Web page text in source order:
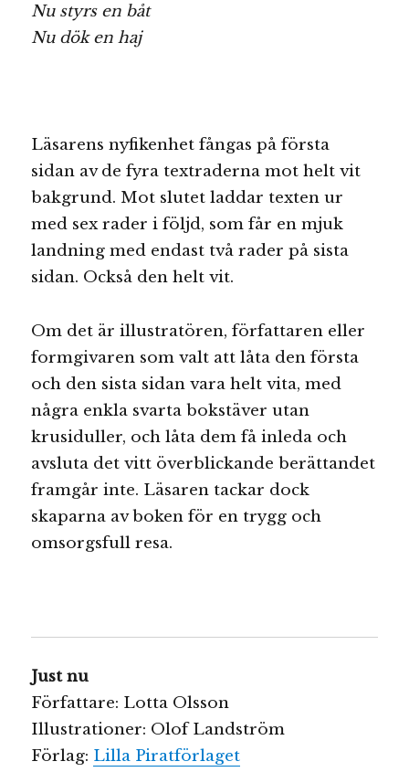
Nu styrs en båt
Nu dök en haj
Läsarens nyfikenhet fångas på första
sidan av de fyra textraderna mot helt vit
bakgrund. Mot slutet laddar texten ur
med sex rader i följd, som får en mjuk
landning med endast två rader på sista
sidan. Också den helt vit.
Om det är illustratören, författaren eller
formgivaren som valt att låta den första
och den sista sidan vara helt vita, med
några enkla svarta bokstäver utan
krusiduller, och låta dem få inleda och
avsluta det vitt överblickande berättandet
framgår inte. Läsaren tackar dock
skaparna av boken för en trygg och
omsorgsfull resa.
Just nu
Författare: Lotta Olsson
Illustrationer: Olof Landström
Förlag: Lilla Piratförlaget